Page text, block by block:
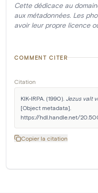
Cette dédicace au
aux métadonnées. Les
avoir leur propre licence
COMMENT CITER
Citation
KIK-IRPA. (1990). Jezus valt
[Object metadata].
https://hdl.handle.net/
Copier la citation